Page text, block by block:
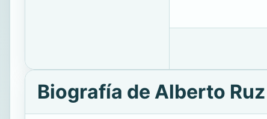
Biografía de Alberto